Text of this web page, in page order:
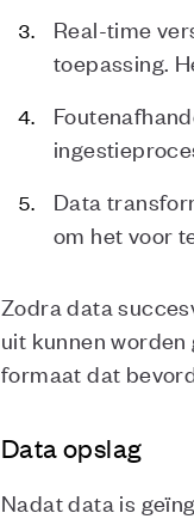
Real-time
toepassing.
Data
om het voor
Zodra data
uit kunnen
formaat dat
Data opslag
Nadat data is